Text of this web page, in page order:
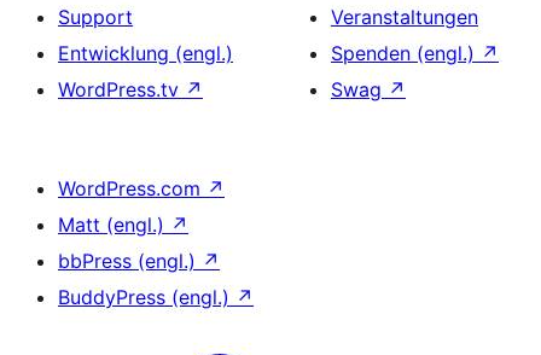
Support
Entwicklung (engl.)
WordPress.tv ↗
Veranstaltungen
Spenden (engl.) ↗
Swag ↗
WordPress.com ↗
Matt (engl.) ↗
bbPress (engl.) ↗
BuddyPress (engl.) ↗